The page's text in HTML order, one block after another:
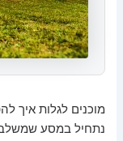
מוכנים לגלות איך
נתחיל במסע שמשלב